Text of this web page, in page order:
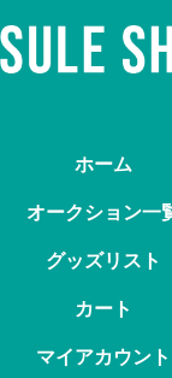
ホーム
オークション一
グッズリスト
カート
マイアカウント